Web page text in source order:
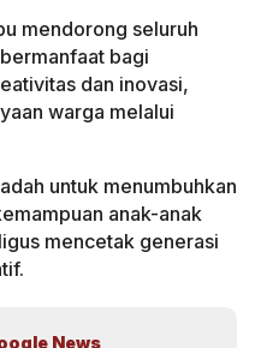
mendorong seluruh
bagi
dan inovasi,
warga melalui
untuk menumbuhkan
anak-anak
mencetak generasi
News